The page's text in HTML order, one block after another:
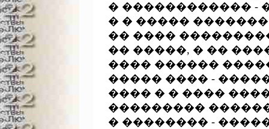
� ������������ -
� � �����
�� ����
�� �����, � ��
���� ������
����� ���� -
���� � � ����
���������
� �������� -